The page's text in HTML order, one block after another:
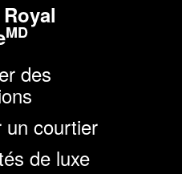
MD
des
un courtier
de luxe